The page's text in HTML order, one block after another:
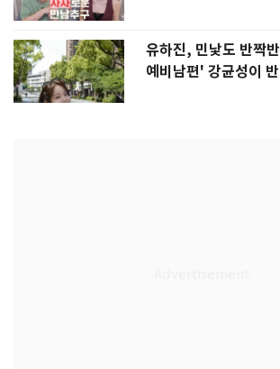
유하진, 민낯도 반짝
예비남편' 강균성이